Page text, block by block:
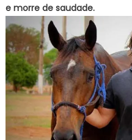
e morre de saudade.